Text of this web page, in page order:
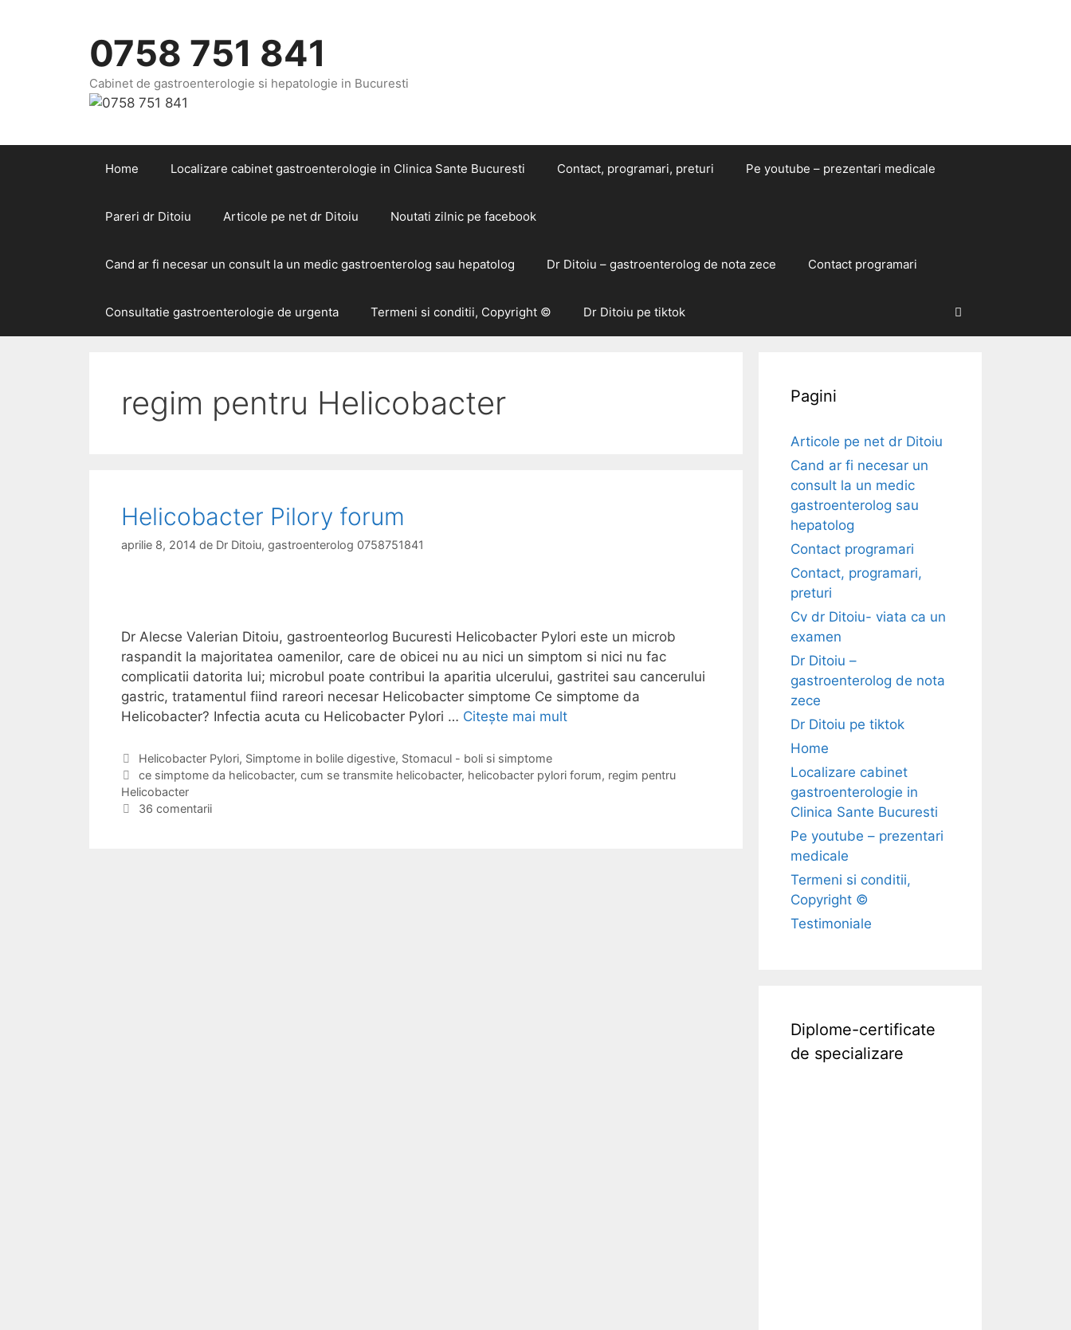
0758 751 841
Cabinet de gastroenterologie si hepatologie in Bucuresti
Home Localizare cabinet gastroenterologie in Clinica Sante Bucuresti Contact, programari, preturi Pe youtube – prezentari medicale
Pareri dr Ditoiu Articole pe net dr Ditoiu Noutati zilnic pe facebook
Cand ar fi necesar un consult la un medic gastroenterolog sau hepatolog Dr Ditoiu – gastroenterolog de nota zece Contact programari
Consultatie gastroenterologie de urgenta Termeni si conditii, Copyright © Dr Ditoiu pe tiktok
regim pentru Helicobacter
Helicobacter Pilory forum
aprilie 8, 2014 de Dr Ditoiu, gastroenterolog 0758751841
Dr Alecse Valerian Ditoiu, gastroenteorlog Bucuresti Helicobacter Pylori este un microb
raspandit la majoritatea oamenilor, care de obicei nu au nici un simptom si nici nu fac
complicatii datorita lui; microbul poate contribui la aparitia ulcerului, gastritei sau cancerului
gastric, tratamentul fiind rareori necesar Helicobacter simptome Ce simptome da
Helicobacter? Infectia acuta cu Helicobacter Pylori … Citește mai mult
i
C
a
t
e
Helicobacter Pylori, Simptome in bolile digestive, Stomacul - boli si simptome
E
t
i
ce simptome da helicobacter, cum se transmite helicobacter, helicobacter pylori forum, regim pentru
Helicobacter
36 comentarii
Pagini
Articole pe net dr Ditoiu
Cand ar fi necesar un
consult la un medic
gastroenterolog sau
hepatolog
Contact programari
Contact, programari,
preturi
Cv dr Ditoiu- viata ca un
examen
Dr Ditoiu –
gastroenterolog de nota
zece
Dr Ditoiu pe tiktok
Home
Localizare cabinet
gastroenterologie in
Clinica Sante Bucuresti
Pe youtube – prezentari
medicale
Termeni si conditii,
Copyright ©
Testimoniale
Diplome-certificate
de specializare